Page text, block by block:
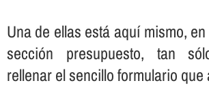
Una de ellas está aquí­ mismo,
sección presupuesto, tan
rellenar el sencillo formulario que